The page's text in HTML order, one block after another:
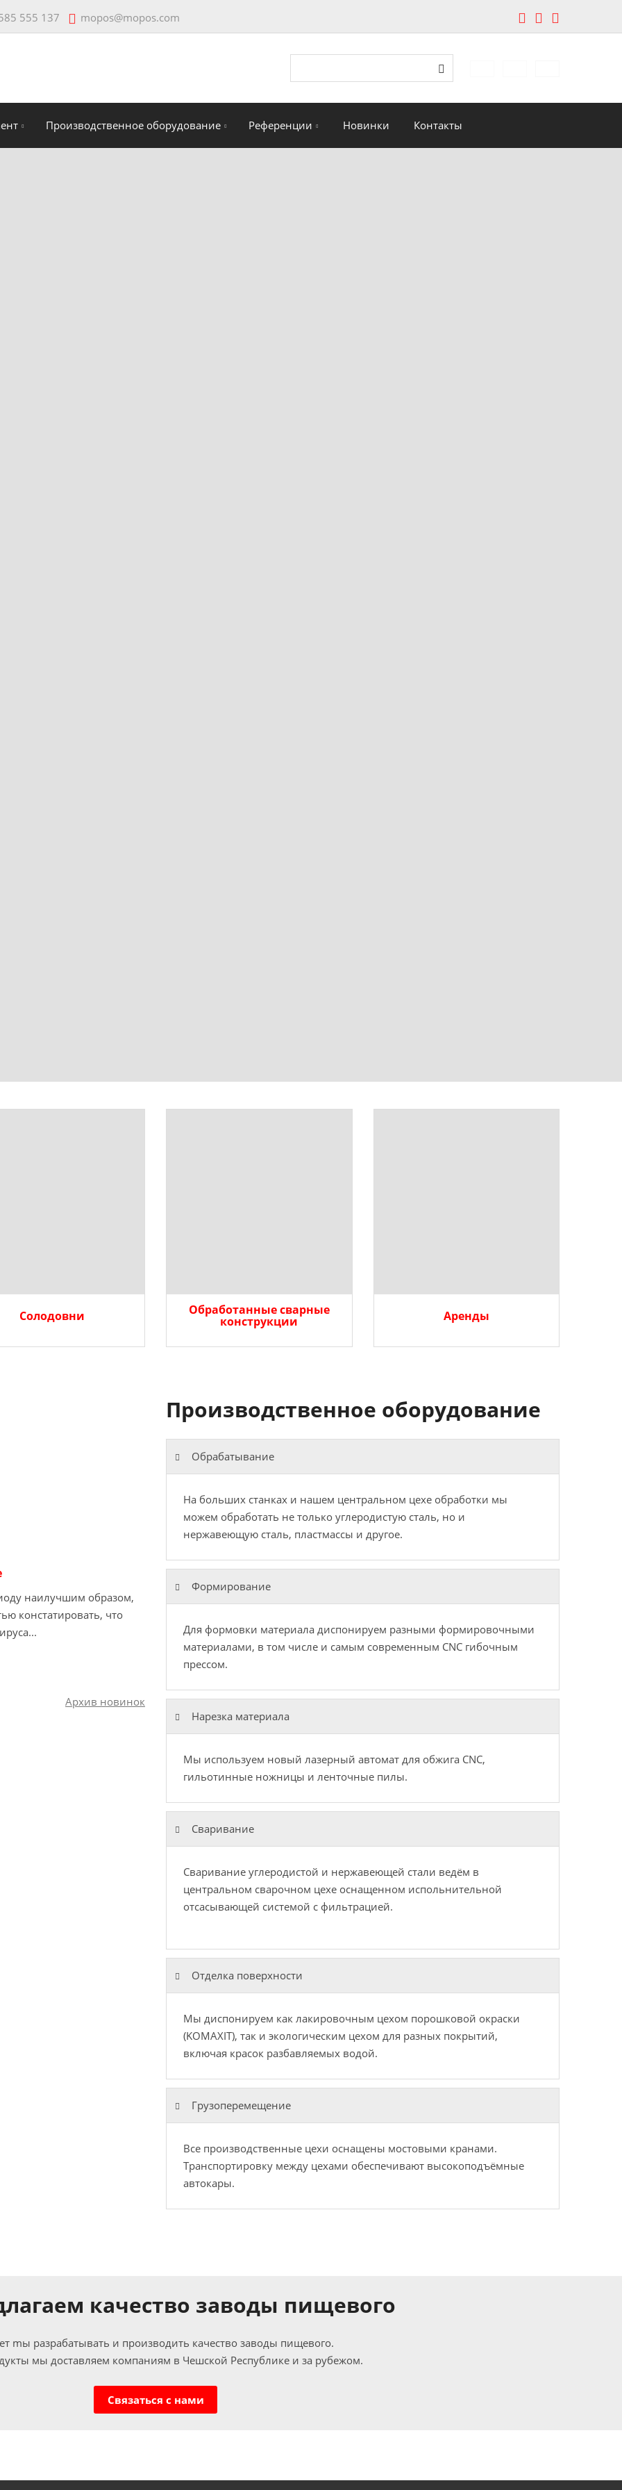
555 137 mopos@mopos.com
Поиск
Производственное оборудование Референции Новинки Контакты
Солодовни Обработанные сварные
конструкции Аренды
наилучшим образом,
констатировать, что
Архив новинок
Производственное оборудование
Обрабатывание
На больших станках и нашем центральном цехе обработки мы
можем обработать не только углеродистую сталь, но и
нержавеющую сталь, пластмассы и другое.
Формирование
Для формовки материала диспонируем разными формировочными
материалами, в том числе и самым современным CNC гибочным
прессом.
Нарезка материала
Мы используем новый лазерный автомат для обжига CNC,
гильотинные ножницы и ленточные пилы.
Сваривание
Сваривание углеродистой и нержавеющей стали ведём в
центральном сварочном цехе оснащенном испольнительной
отсасывающей системой с фильтрацией.
Отделка поверхности
Мы диспонируем как лакировочным цехом порошковой окраски
(KOMAXIT), так и экологическим цехом для разных покрытий,
включая красок разбавляемых водой.
Грузоперемещение
Все производственные цехи оснащены мостовыми кранами.
Транспортировку между цехами обеспечивают высокоподъёмные
автокары.
качество заводы пищевого
mы разрабатывать и производить качество заводы пищевого.
мы доставляем компаниям в Чешской Республике и за рубежом.
Cвязаться с нами